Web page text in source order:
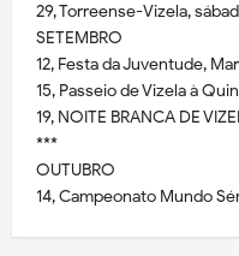
29, Torreense-Vizela,
SETEMBRO
12, Festa da Juventude,
15, Passeio de Vizela à
19, NOITE BRANCA DE
***
OUTUBRO
14, Campeonato Mundo